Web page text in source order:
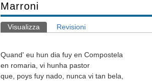
Marroni
Schede primarie
Visualizza (scheda attiva)
Revisioni
Quand' eu hun dia fuy en Compostela
en romaria, vi hunha pastor
que, poys fuy nado, nunca vi tan bela,